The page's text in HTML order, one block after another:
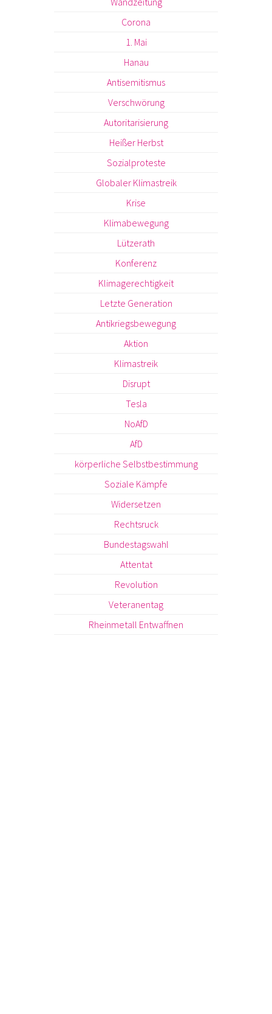
Corona
1. Mai
Hanau
Antisemitismus
Verschwörung
Autoritarisierung
Heißer Herbst
Sozialproteste
Globaler Klimastreik
Krise
Klimabewegung
Lützerath
Konferenz
Klimagerechtigkeit
Letzte Generation
Antikriegsbewegung
Aktion
Klimastreik
Disrupt
Tesla
NoAfD
AfD
körperliche Selbstbestimmung
Soziale Kämpfe
Widersetzen
Rechtsruck
Bundestagswahl
Attentat
Revolution
Veteranentag
Rheinmetall Entwaffnen